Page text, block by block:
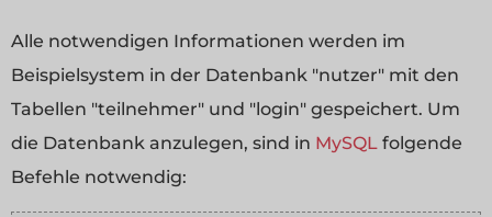
Alle notwendigen Informationen werden im
Beispielsystem in der Datenbank "nutzer" mit den
Tabellen "teilnehmer" und "login" gespeichert. Um
die Datenbank anzulegen, sind in MySQL folgende
Befehle notwendig: